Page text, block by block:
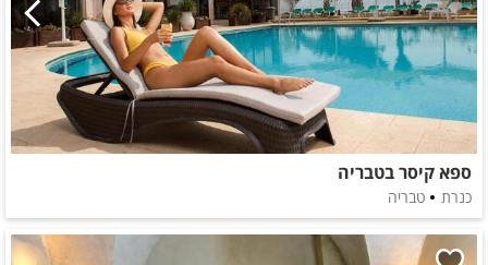
ספא קיסר בטבריה
כנרת טבריה